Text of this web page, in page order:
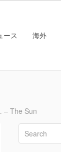
ース 海外
– The Sun